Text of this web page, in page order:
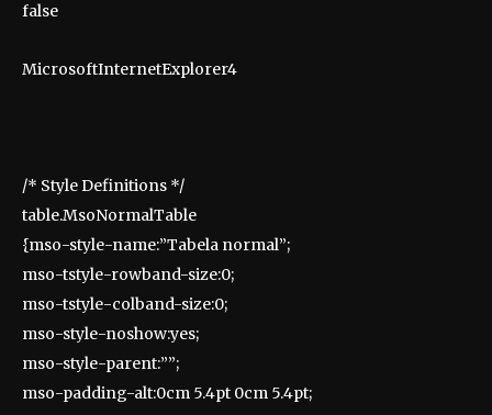
false
MicrosoftInternetExplorer4
/* Style Definitions */
table.MsoNormalTable
{mso-style-name:”Tabela normal”;
mso-tstyle-rowband-size:0;
mso-tstyle-colband-size:0;
mso-style-noshow:yes;
mso-style-parent:””;
mso-padding-alt:0cm 5.4pt 0cm 5.4pt;